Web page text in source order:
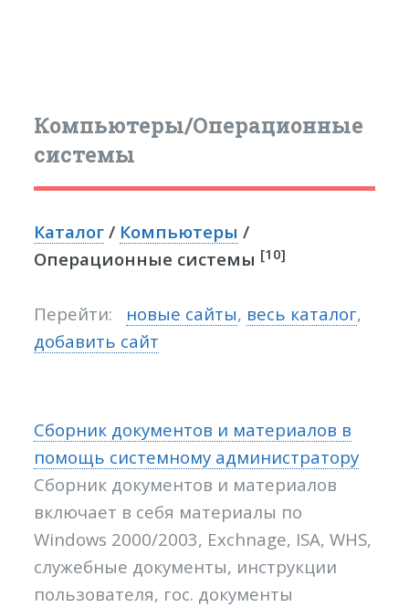
Компьютеры/Операционные
системы
Каталог / Компьютеры /
Операционные системы [10]
Перейти: новые сайты, весь каталог,
добавить сайт
Сборник документов и материалов в
помощь системному администратору
Сборник документов и материалов
включает в себя материалы по
Windows 2000/2003, Exchnage, ISA, WHS,
служебные документы, инструкции
пользователя, гос. документы